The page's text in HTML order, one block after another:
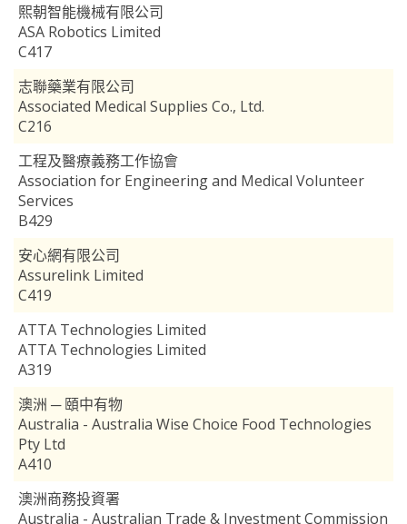
熙朝智能機械有限公司
ASA Robotics Limited
C417
志聯藥業有限公司
Associated Medical Supplies Co., Ltd.
C216
工程及醫療義務工作協會
Association for Engineering and Medical Volunteer
Services
B429
安心網有限公司
Assurelink Limited
C419
ATTA Technologies Limited
ATTA Technologies Limited
A319
澳洲 ─ 頤中有物
Australia - Australia Wise Choice Food Technologies
Pty Ltd
A410
澳洲商務投資署
Australia - Australian Trade & Investment Commission